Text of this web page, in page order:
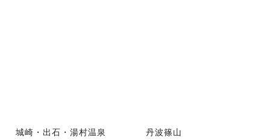
城崎・出石・湯村温泉 丹波篠山